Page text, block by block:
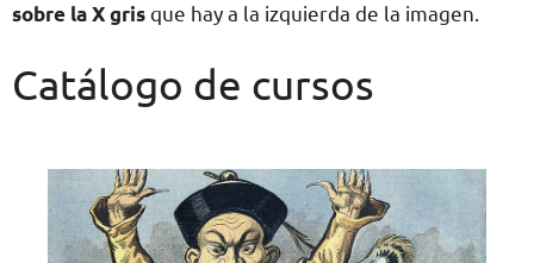
sobre la X gris que hay a la izquierda de la imagen.
Catálogo de cursos